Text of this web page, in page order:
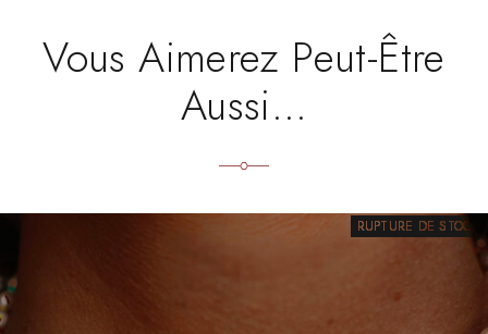
Vous Aimerez Peut-Être
Aussi…
RUPTURE DE STOCK